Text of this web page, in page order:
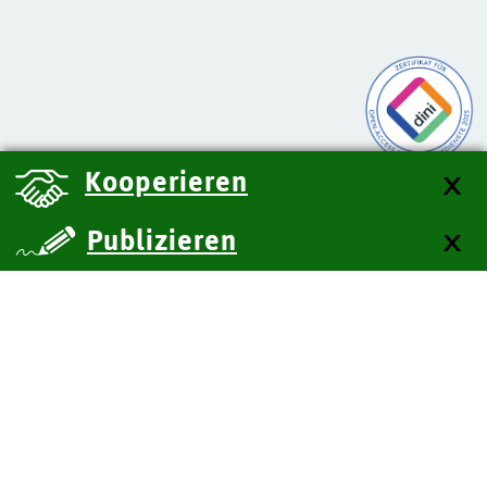
Publizieren
Kooperieren